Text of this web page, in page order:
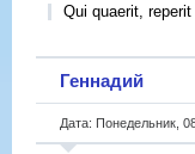
Qui quaerit, reperit
Геннадий
Дата: Понедельник,